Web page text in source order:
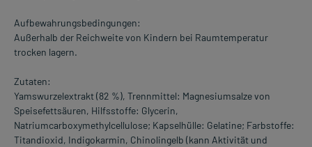
Aufbewahrungsbedingungen:
Außerhalb der Reichweite von Kindern bei Raumtemperatur
trocken lagern.
Zutaten:
Yamswurzelextrakt (82 %), Trennmittel: Magnesiumsalze von
Speisefettsäuren, Hilfsstoffe: Glycerin,
Natriumcarboxymethylcellulose; Kapselhülle: Gelatine; Farbstoffe:
Titandioxid, Indigokarmin, Chinolingelb (kann Aktivität und